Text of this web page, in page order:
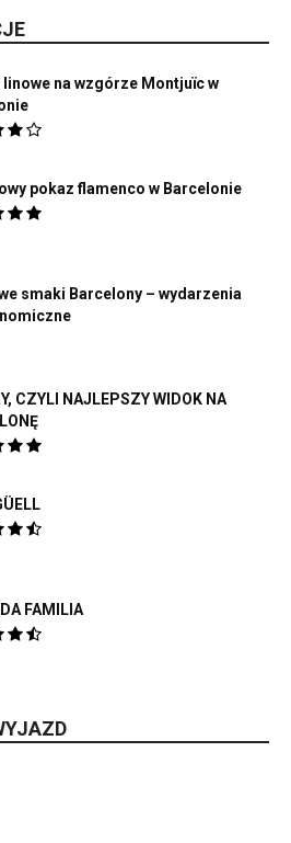
linowe na wzgórze Montjuïc w
pokaz flamenco w Barcelonie
smaki Barcelony – wydarzenia
CZYLI NAJLEPSZY WIDOK NA
FAMILIA